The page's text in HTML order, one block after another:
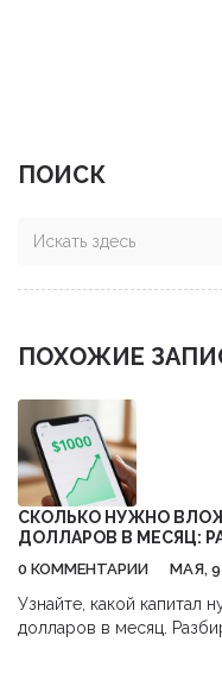
ПОИСК
ПОХОЖИЕ
СКОЛЬКО НУЖНО
ДОЛЛАРОВ В МЕСЯЦ:
0 КОММЕНТАРИИ МАЯ, 9
Узнайте, какой капитал
долларов в месяц.